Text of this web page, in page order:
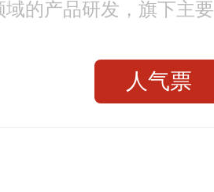
的产品研发，旗下主要
人气票